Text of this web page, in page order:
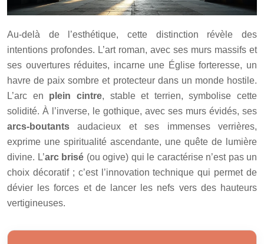
Au-delà de l’esthétique, cette distinction révèle des
intentions profondes. L’art roman, avec ses murs massifs et
ses ouvertures réduites, incarne une Église forteresse, un
havre de paix sombre et protecteur dans un monde hostile.
L’arc en plein cintre, stable et terrien, symbolise cette
solidité. À l’inverse, le gothique, avec ses murs évidés, ses
arcs-boutants audacieux et ses immenses verrières,
exprime une spiritualité ascendante, une quête de lumière
divine. L’arc brisé (ou ogive) qui le caractérise n’est pas un
choix décoratif ; c’est l’innovation technique qui permet de
dévier les forces et de lancer les nefs vers des hauteurs
vertigineuses.